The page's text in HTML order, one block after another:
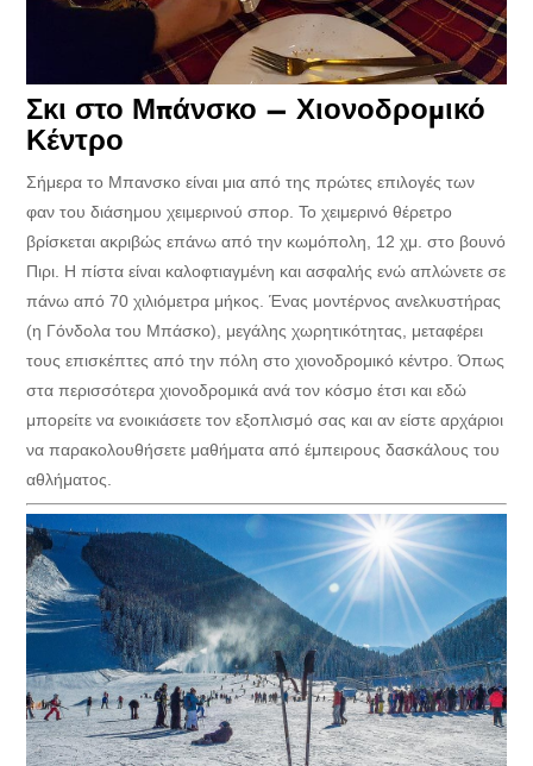
Σκι στο Μπάνσκο – Χιονοδρομικό
Κέντρο
Σήμερα το Μπανσκο είναι μια από της πρώτες επιλογές των
φαν του διάσημου χειμερινού σπορ. Το χειμερινό θέρετρο
βρίσκεται ακριβώς επάνω από την κωμόπολη, 12 χμ. στο βουνό
Πιρι. Η πίστα είναι καλοφτιαγμένη και ασφαλής ενώ απλώνετε σε
πάνω από 70 χιλιόμετρα μήκος. Ένας μοντέρνος ανελκυστήρας
(η Γόνδολα του Μπάσκο), μεγάλης χωρητικότητας, μεταφέρει
τους επισκέπτες από την πόλη στο χιονοδρομικό κέντρο. Όπως
στα περισσότερα χιονοδρομικά ανά τον κόσμο έτσι και εδώ
μπορείτε να ενοικιάσετε τον εξοπλισμό σας και αν είστε αρχάριοι
να παρακολουθήσετε μαθήματα από έμπειρους δασκάλους του
αθλήματος.